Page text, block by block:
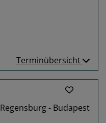
Terminübersicht
Regensburg - Budapest